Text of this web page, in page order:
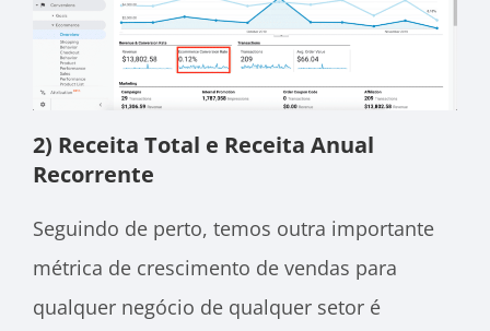
2) Receita Total e Receita Anual
Recorrente
Seguindo de perto, temos outra importante
métrica de crescimento de vendas para
qualquer negócio de qualquer setor é